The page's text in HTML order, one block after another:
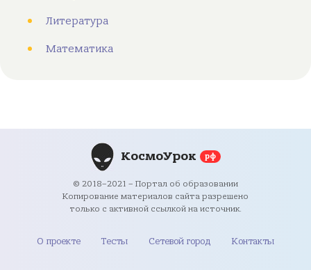
Литература
Математика
КосмоУрок рф
© 2018–2021 – Портал об образовании
Копирование материалов сайта разрешено
только с активной ссылкой на источник.
О проекте Тесты Сетевой город Контакты